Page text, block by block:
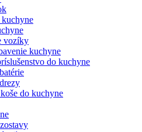
vozíky
kuchyne
do kuchyne
do kuchyne